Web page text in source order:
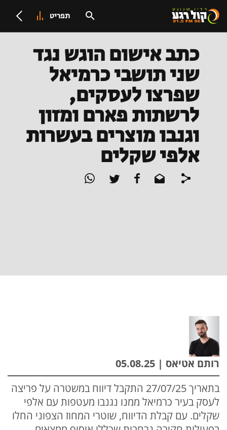
תפריט
כתב אישום הוגש נגד
שני תושבי כרמיאל
שפרצו לעסקים,
לרשתות פארם ומזון
וגנבו מוצרים בעשרות
אלפי שקלים
רותם אטיאס | 05.08.25
בתאריך 27/07/25 התקבל דיווח במשטרה על פריצה
לעסק בעיר כרמיאל ממנו נגנבו מעטפות עם אלפי
שקלים. עם קבלת הדיווח, שוטרי המחוז הצפוני החלו